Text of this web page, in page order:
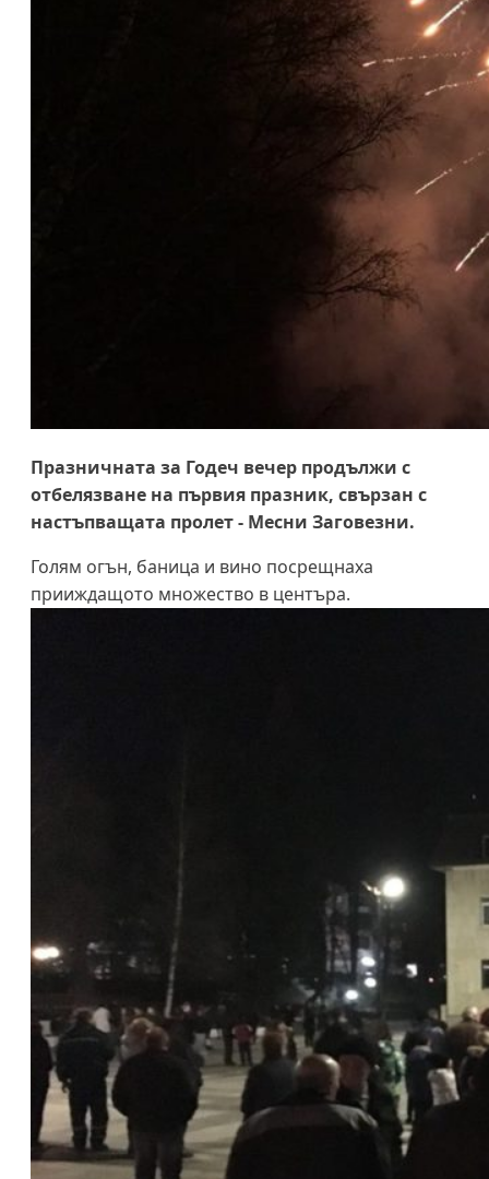
Празничната за Годеч вечер продължи с
отбелязване на първия празник, свързан с
настъпващата пролет - Месни Заговезни.
Голям огън, баница и вино посрещнаха
прииждащото множество в центъра.